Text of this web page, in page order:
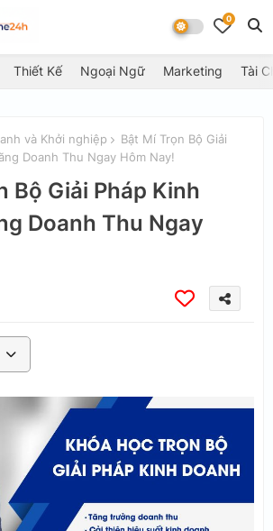
0
Thiết Kế Ngoại Ngữ Marketing Tài
và Khởi nghiệp
Bật Mí Trọn Bộ Giải
Doanh Thu Ngay Hôm Nay!
Bộ Giải Pháp Kinh
Doanh Thu Ngay